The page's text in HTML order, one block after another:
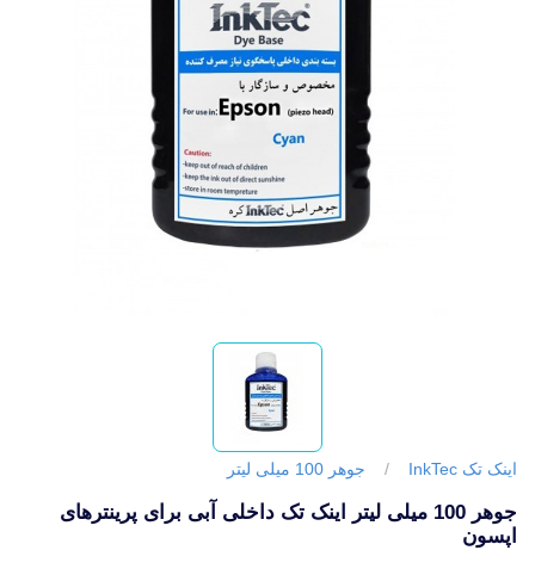
اینک تک InkTec / جوهر 100 میلی لیتر
جوهر 100 میلی لیتر اینک تک داخلی آبی برای پرینترهای
اپسون